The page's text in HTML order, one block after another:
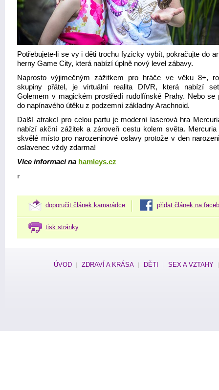
Potřebujete-li se vy i děti trochu fyzicky vybít, pokračujte do
herny Game City, která nabízí úplně nový level zábavy.
Naprosto výjimečným zážitkem pro hráče ve věku 8+,
skupiny přátel, je virtuální realita DIVR, která nabízí
Golemem v magickém prostředí rudolfínské Prahy. Nebo se
do napínavého útěku z podzemní základny Arachnoid.
Další atrakcí pro celou partu je moderní laserová hra
nabízí akční zážitek a zároveň cestu kolem světa. Mercuria
skvělé místo pro narozeninové oslavy protože v den
oslavenec vždy zdarma!
Více informaci na hamleys.cz
r
doporučit článek kamarádce přidat článek na
tisk stránky
ÚVOD ZDRAVÍ A KRÁSA DĚTI SEX A VZTAHY